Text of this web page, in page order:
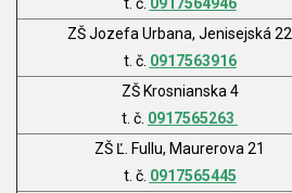
ZŠ Jozefa Urbana, Jenisejská 22
t. č. 0917563916
ZŠ Krosnianska 4
t. č. 0917565263
ZŠ Ľ. Fullu, Maurerova 21
t. č. 0917565445